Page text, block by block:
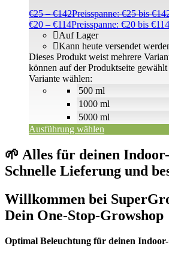
€25 –€142Preisspanne: €25 bis
€20 – €114Preisspanne: €20 bis €114
500 ml
1000 ml
5000 ml
Auf Lager
Kann heute versendet
Variante wählen:
Ausführung wählen
Dieses Produkt weist mehrere
können auf der Produktseite
🌱 Alles für deinen
Schnelle Lieferung und
Willkommen bei
Dein One-Stop-Growshop
Optimal Beleuchtung für deinen